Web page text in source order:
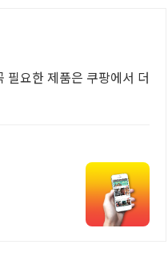
필요한 제품은 쿠팡에서 더